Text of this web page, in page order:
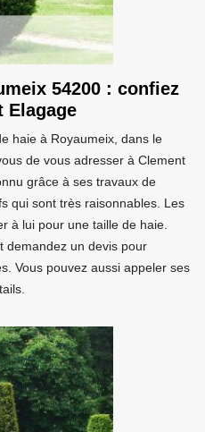
54200 : confiez
Elagage
haie à Royaumeix, dans le
de vous adresser à Clement
grâce à ses travaux de
qui sont très raisonnables. Les
à lui pour une taille de haie.
demandez un devis pour
Vous pouvez aussi appeler ses